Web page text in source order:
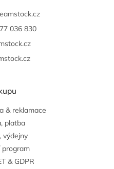
036 830
& reklamace
platba
výdejny
& GDPR